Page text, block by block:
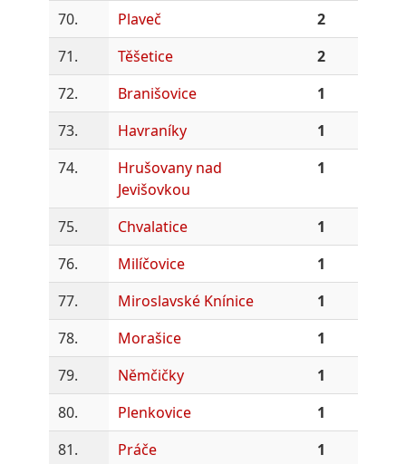
70.
Plaveč
2
71.
Těšetice
2
72.
Branišovice
1
73.
Havraníky
1
74.
Hrušovany nad
Jevišovkou
1
75. Chvalatice
1
76.
Milíčovice
1
77.
Miroslavské Knínice
1
78.
Morašice
1
79.
Němčičky
1
80.
Plenkovice
1
81.
Práče
1